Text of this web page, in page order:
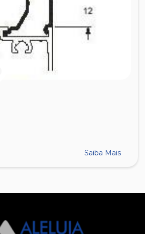
Saiba Mais